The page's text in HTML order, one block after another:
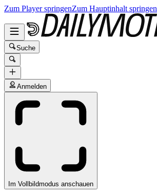
Zum Player springenZum Hauptinhalt springen
Suche
Anmelden
Im Vollbildmodus anschauen